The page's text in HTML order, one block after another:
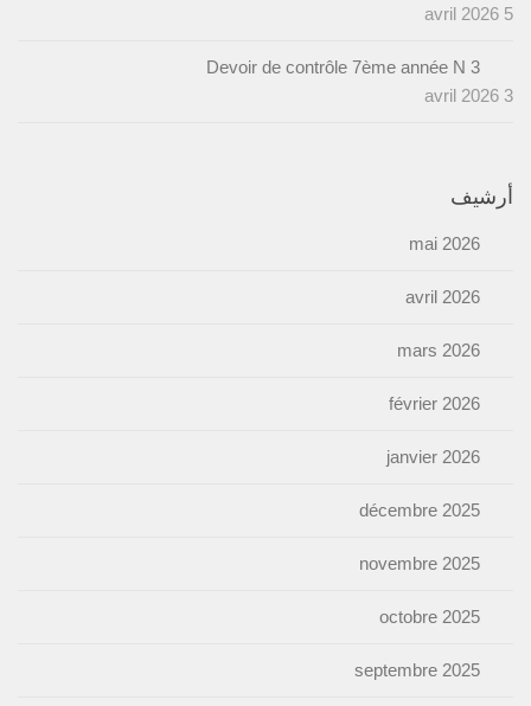
5 avril 2026
Devoir de contrôle 7ème année N 3
3 avril 2026
أرشيف
mai 2026
avril 2026
mars 2026
février 2026
janvier 2026
décembre 2025
novembre 2025
octobre 2025
septembre 2025